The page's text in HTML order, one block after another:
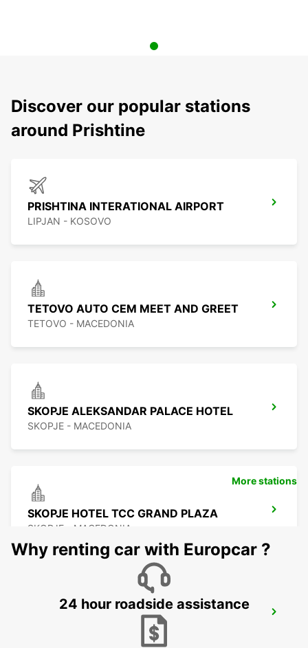
Discover our popular stations
around Prishtine
PRISHTINA INTERATIONAL AIRPORT
LIPJAN - KOSOVO
TETOVO AUTO CEM MEET AND GREET
TETOVO - MACEDONIA
SKOPJE ALEKSANDAR PALACE HOTEL
SKOPJE - MACEDONIA
SKOPJE HOTEL TCC GRAND PLAZA
SKOPJE - MACEDONIA
SKOPJE CITY CENTER
More stations
Why renting car with Europcar ?
24 hour roadside assistance